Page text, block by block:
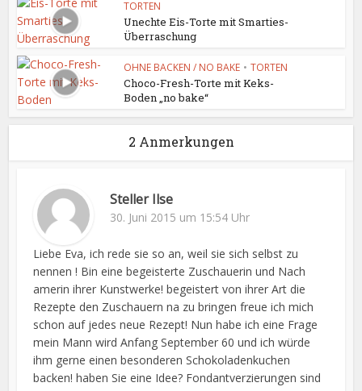
TORTEN
Unechte Eis-Torte mit Smarties-
Überraschung
OHNE BACKEN / NO BAKE • TORTEN
Choco-Fresh-Torte mit Keks-
Boden „no bake“
2 Anmerkungen
Steller Ilse
30. Juni 2015 um 15:54 Uhr
Liebe Eva, ich rede sie so an, weil sie sich selbst zu
nennen ! Bin eine begeisterte Zuschauerin und Nach
amerin ihrer Kunstwerke! begeistert von ihrer Art die
Rezepte den Zuschauern na zu bringen freue ich mich
schon auf jedes neue Rezept! Nun habe ich eine Frage
mein Mann wird Anfang September 60 und ich würde
ihm gerne einen besonderen Schokoladenkuchen
backen! haben Sie eine Idee? Fondantverzierungen sind